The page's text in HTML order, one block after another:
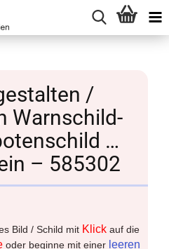
/
Warnschild-
…
– 585302
Bild / Schild mit Klickauf die
oder beginne mit einer leeren